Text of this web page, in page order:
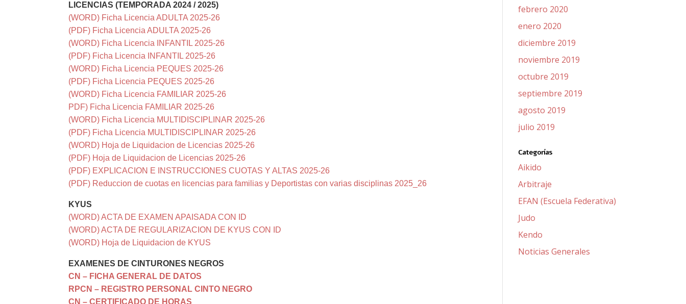
LICENCIAS (TEMPORADA 2024 / 2025)
(WORD) Ficha Licencia ADULTA 2025-26
(PDF) Ficha Licencia ADULTA 2025-26
(WORD) Ficha Licencia INFANTIL 2025-26
(PDF) Ficha Licencia INFANTIL 2025-26
(WORD) Ficha Licencia PEQUES 2025-26
(PDF) Ficha Licencia PEQUES 2025-26
(WORD) Ficha Licencia FAMILIAR 2025-26
PDF) Ficha Licencia FAMILIAR 2025-26
(WORD) Ficha Licencia MULTIDISCIPLINAR 2025-26
(PDF) Ficha Licencia MULTIDISCIPLINAR 2025-26
(WORD) Hoja de Liquidacion de Licencias 2025-26
(PDF) Hoja de Liquidacion de Licencias 2025-26
(PDF) EXPLICACION E INSTRUCCIONES CUOTAS Y ALTAS 2025-26
(PDF) Reduccion de cuotas en licencias para familias y Deportistas con varias disciplinas 2025_26
KYUS
(WORD) ACTA DE EXAMEN APAISADA CON ID
(WORD) ACTA DE REGULARIZACION DE KYUS CON ID
(WORD) Hoja de Liquidacion de KYUS
EXAMENES DE CINTURONES NEGROS
CN – FICHA GENERAL DE DATOS
RPCN – REGISTRO PERSONAL CINTO NEGRO
CN – CERTIFICADO DE HORAS
febrero 2020
enero 2020
diciembre 2019
noviembre 2019
octubre 2019
septiembre 2019
agosto 2019
julio 2019
Categorías
Aikido
Arbitraje
EFAN (Escuela Federativa)
Judo
Kendo
Noticias Generales